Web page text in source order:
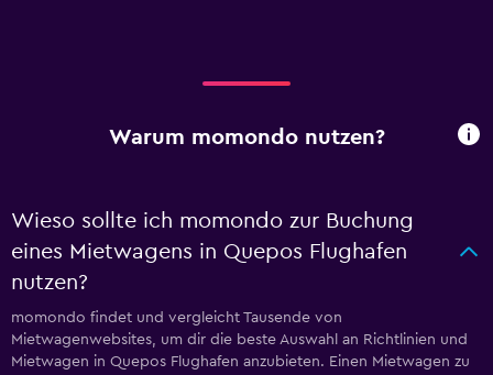
Warum momondo nutzen?
Wieso sollte ich momondo zur Buchung
eines Mietwagens in Quepos Flughafen
nutzen?
momondo findet und vergleicht Tausende von
Mietwagenwebsites, um dir die beste Auswahl an Richtlinien und
Mietwagen in Quepos Flughafen anzubieten. Einen Mietwagen zu